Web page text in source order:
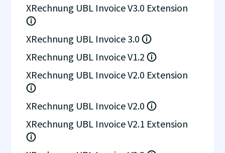
XRechnung UBL Invoice V3.0 Extension
XRechnung UBL Invoice 3.0
XRechnung UBL Invoice V1.2
XRechnung UBL Invoice V2.0 Extension
XRechnung UBL Invoice V2.0
XRechnung UBL Invoice V2.1 Extension